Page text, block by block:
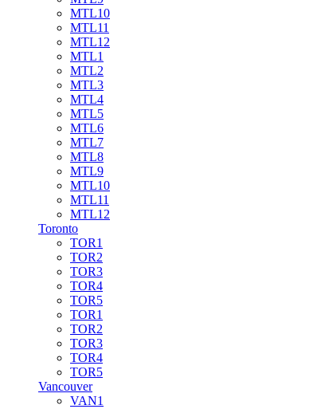
MTL10
MTL11
MTL12
MTL1
MTL2
MTL3
MTL4
MTL5
MTL6
MTL7
MTL8
MTL9
MTL10
MTL11
MTL12
Toronto
TOR1
TOR2
TOR3
TOR4
TOR5
TOR1
TOR2
TOR3
TOR4
TOR5
Vancouver
VAN1